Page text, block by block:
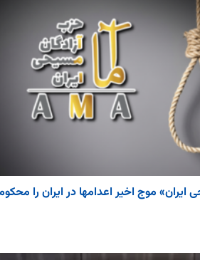
موج اخیر اعدامها در ایران را